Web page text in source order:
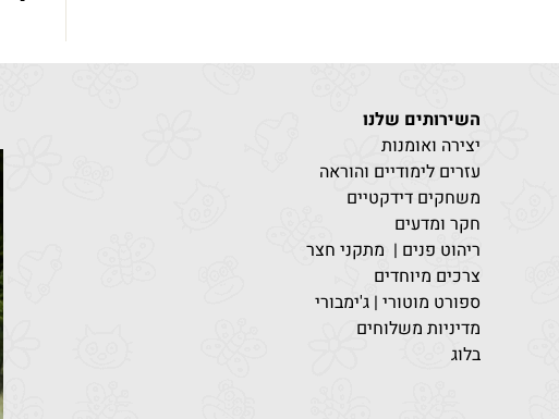
השירותים שלנו
יצירה ואומנות
עזרים לימודיים והוראה
משחקים דידקטיים
חקר ומדעים
ריהוט פנים | מתקני חצר
צרכים מיוחדים
ספורט מוטורי | ג'ימבורי
מדיניות משלוחים
בלוג